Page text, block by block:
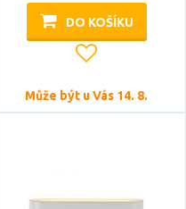
DO KOŠÍKU
Může být u Vás 14. 8.